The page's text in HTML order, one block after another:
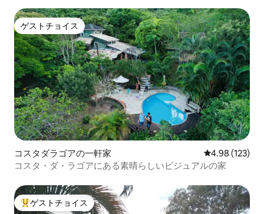
ゲストチョイス
ゲストチョイス
コスタダラゴアの一軒家 レビュー123
4.98 (123)
コスタ・ダ・ラゴアにある素晴らしいビジュアルの家
大好評のゲストチョイスです。
ゲストチョイス